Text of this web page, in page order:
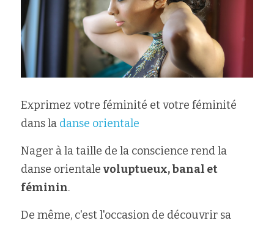
Exprimez votre féminité et votre féminité
dans la danse orientale
Nager à la taille de la conscience rend la
danse orientale voluptueux, banal et
féminin.
De même, c'est l'occasion de découvrir sa